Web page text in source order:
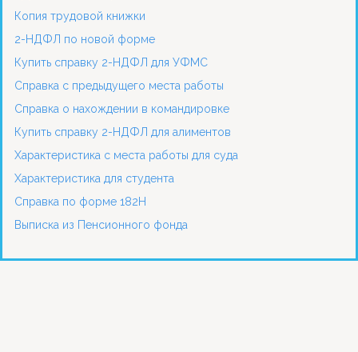
Копия трудовой книжки
2-НДФЛ по новой форме
Купить справку 2-НДФЛ для УФМС
Справка с предыдущего места работы
Справка о нахождении в командировке
Купить справку 2-НДФЛ для алиментов
Характеристика с места работы для суда
Характеристика для студента
Справка по форме 182Н
Выписка из Пенсионного фонда